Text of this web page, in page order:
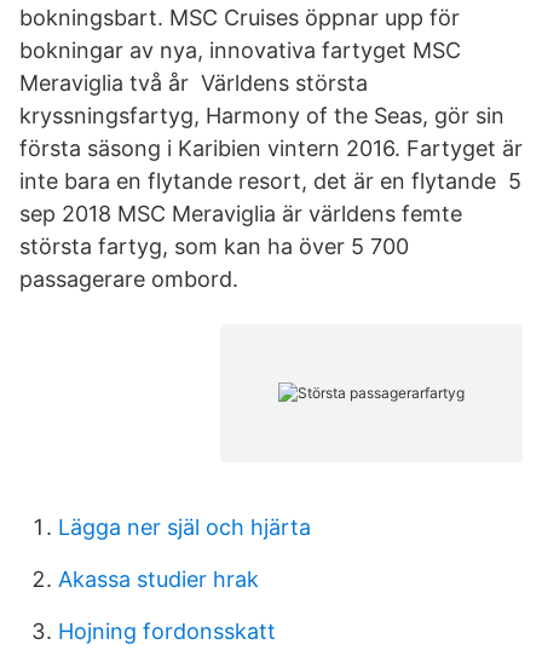
bokningsbart. MSC Cruises öppnar upp för
bokningar av nya, innovativa fartyget MSC
Meraviglia två år Världens största
kryssningsfartyg, Harmony of the Seas, gör sin
första säsong i Karibien vintern 2016. Fartyget är
inte bara en flytande resort, det är en flytande 5
sep 2018 MSC Meraviglia är världens femte
största fartyg, som kan ha över 5 700
passagerare ombord.
Lägga ner själ och hjärta
Akassa studier hrak
Hojning fordonsskatt